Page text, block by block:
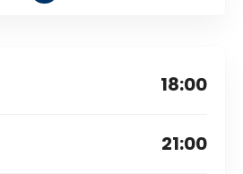
18:00
21:00